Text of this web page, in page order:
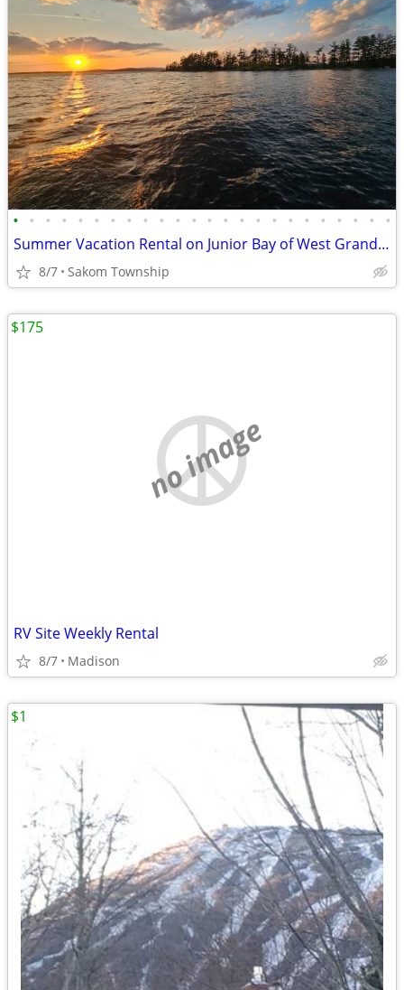
• • • • • • • • • • • • • • • • • • • • • • • •
Summer Vacation Rental on Junior Bay of West Grand Lake
8/7 Sakom Township
no image
RV Site Weekly Rental
8/7 Madison
$175
$1